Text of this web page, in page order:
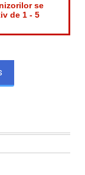
se
de 1 - 5